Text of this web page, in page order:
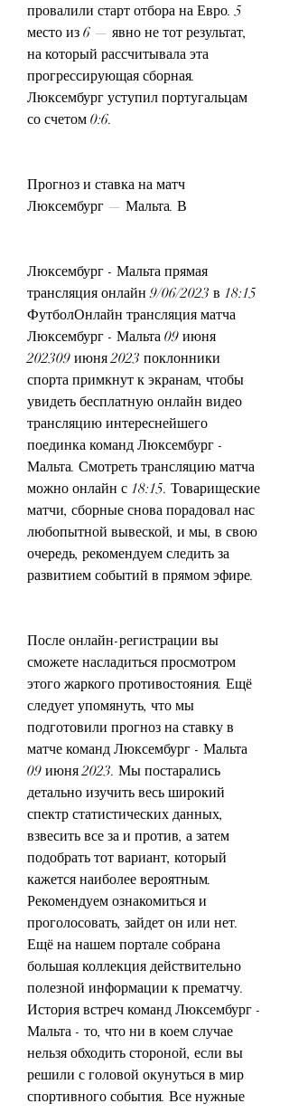
провалили старт отбора на Евро. 5
место из 6 — явно не тот результат,
на который рассчитывала эта
прогрессирующая сборная.
Люксембург уступил португальцам
со счетом 0:6.
Прогноз и ставка на матч
Люксембург — Мальта. В
Люксембург - Мальта прямая
трансляция онлайн 9/06/2023 в 18:15
ФутболОнлайн трансляция матча
Люксембург - Мальта 09 июня
202309 июня 2023 поклонники
спорта примкнут к экранам, чтобы
увидеть бесплатную онлайн видео
трансляцию интереснейшего
поединка команд Люксембург -
Мальта. Смотреть трансляцию матча
можно онлайн с 18:15. Товарищеские
матчи, сборные снова порадовал нас
любопытной вывеской, и мы, в свою
очередь, рекомендуем следить за
развитием событий в прямом эфире.
После онлайн-регистрации вы
сможете насладиться просмотром
этого жаркого противостояния. Ещё
следует упомянуть, что мы
подготовили прогноз на ставку в
матче команд Люксембург - Мальта
09 июня 2023. Мы постарались
детально изучить весь широкий
спектр статистических данных,
взвесить все за и против, а затем
подобрать тот вариант, который
кажется наиболее вероятным.
Рекомендуем ознакомиться и
проголосовать, зайдет он или нет.
Ещё на нашем портале собрана
большая коллекция действительно
полезной информации к прематчу.
История встреч команд Люксембург -
Мальта - то, что ни в коем случае
нельзя обходить стороной, если вы
решили с головой окунуться в мир
спортивного события. Все нужные